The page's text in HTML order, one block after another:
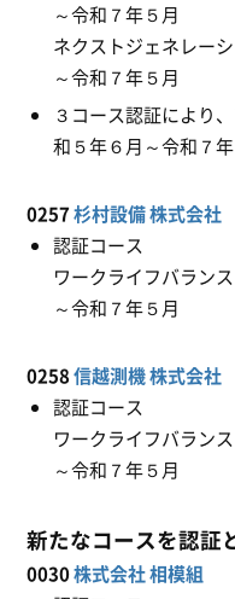
～令和７年５月
ネクストジェネレ
～令和７年５月
３コース認証により
和５年６月～令和７
0257杉村設備 株式会社
認証コース
ワークライフバ
～令和７年５月
0258信越測機 株式会社
認証コース
ワークライフバ
～令和７年５月
新たなコースを認証
0030株式会社 相模組